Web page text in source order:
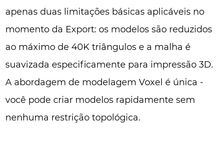
apenas duas limitações básicas aplicáveis no
momento da Export: os modelos são reduzidos
ao máximo de 40K triângulos e a malha é
suavizada especificamente para impressão 3D.
A abordagem de modelagem Voxel é única -
você pode criar modelos rapidamente sem
nenhuma restrição topológica.